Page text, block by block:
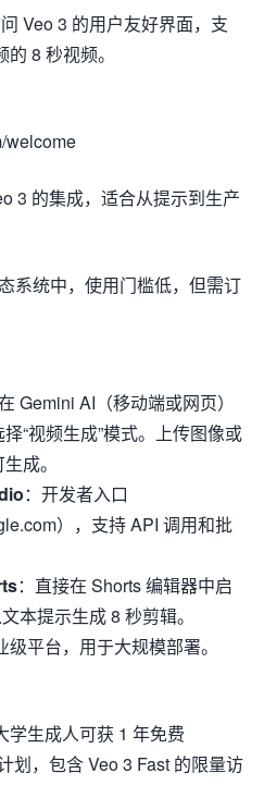
Veo 3 的用户友好界面，支
8 秒视频。
welcome
3 的集成，适合从提示到生产
系统中，使用门槛低，但需订
Gemini AI（移动端或网页）
“视频生成”模式。上传图像或
成。
：开发者入口
），支持 API 调用和批
：直接在 Shorts 编辑器中启
本提示生成 8 秒剪辑。
级平台，用于大规模部署。
学生成人可获 1 年免费
划，包含 Veo 3 Fast 的限量访